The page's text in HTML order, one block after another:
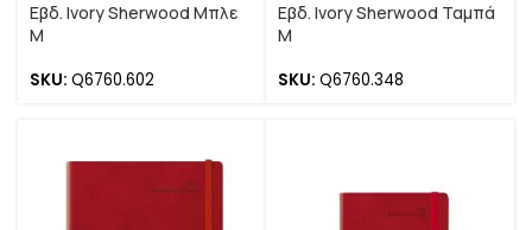
Εβδ. Ivory Sherwood Μπλε
M
SKU: Q6760.602
Εβδ. Ivory Sherwood Ταμπά
M
SKU: Q6760.348